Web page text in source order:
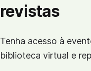
revistas
Tenha acesso à
biblioteca virtual e